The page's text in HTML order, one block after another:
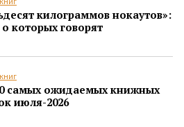
килограммов нокаутов»:
которых говорят
самых ожидаемых книжных
июля-2026